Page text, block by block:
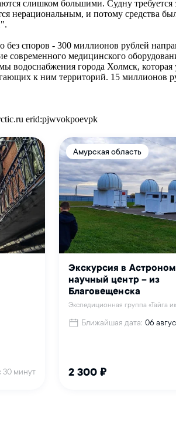
слишком большими. Судну требуется
нерациональным, и потому
без споров - 300 миллионов рублей
современного медицинского
водоснабжения города Холмск,
к ним территорий. 15 миллионов
erid:pjwvokpoevpk